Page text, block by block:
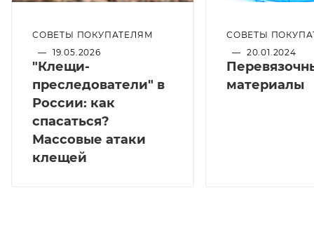
СОВЕТЫ ПОКУПАТЕЛЯМ
— 19.05.2026
"Клещи-
преследователи" в
России: как
спасаться?
Массовые атаки
клещей
СОВЕТЫ
— 20.01.2024
материалы